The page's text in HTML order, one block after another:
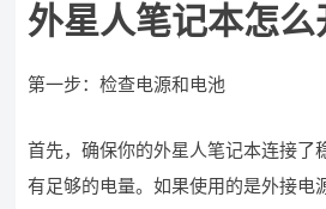
外星人笔记本怎
第一步：检查电源和电池
首先，确保你的外星人笔记本连接了
有足够的电量。如果使用的是外接电